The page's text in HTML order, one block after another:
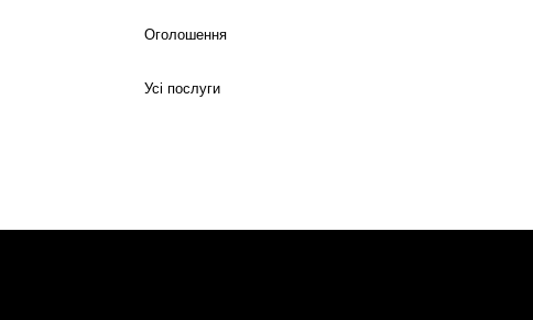
Оголошення
Усі послуги